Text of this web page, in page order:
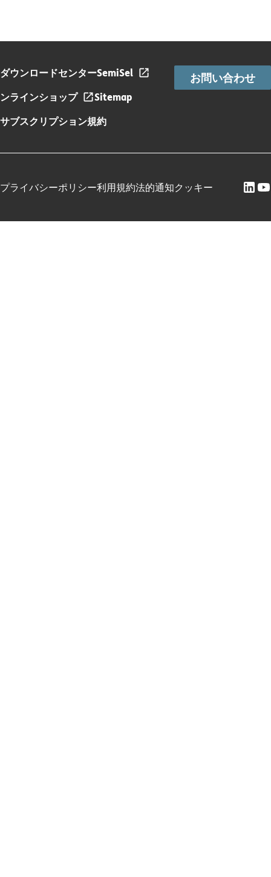
ダウンロードセンターSemiSel
ンラインショップ
Sitemap
サブスクリプション規約
お問い合わせ
プライバシーポリシー利用規約法的通知クッキー